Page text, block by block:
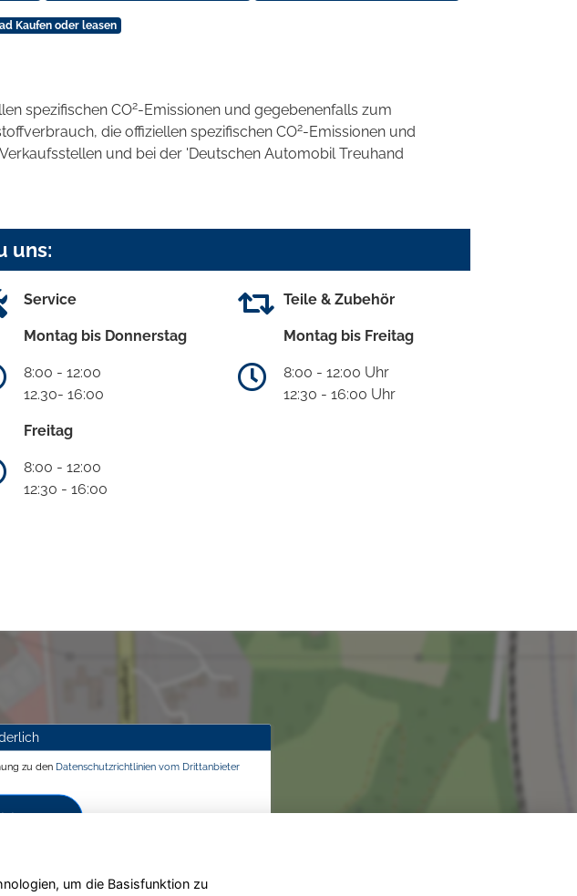
Kaufen oder leasen
spezifischen CO2-Emissionen und gegebenenfalls zum
die offiziellen spezifischen CO2-Emissionen und
und bei der 'Deutschen Automobil Treuhand
uns:
Service
Montag bis Donnerstag
8:00 - 12:00
12.30- 16:00
Freitag
8:00 - 12:00
12:30 - 16:00
Teile & Zubehör
Montag bis Freitag
8:00 - 12:00 Uhr
12:30 - 16:00 Uhr
zu den Datenschutzrichtlinien vom Drittanbieter
um die Basisfunktion zu